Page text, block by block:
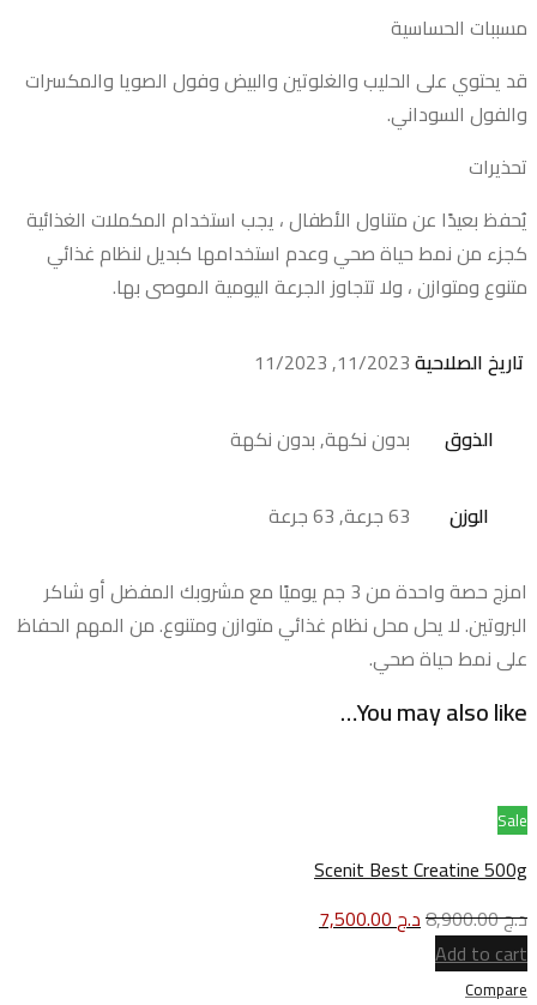
مسببات الحساسية
قد يحتوي على الحليب والغلوتين والبيض وفول الصويا والمكسرات
والفول السوداني.
تحذيرات
يُحفظ بعيدًا عن متناول الأطفال ، يجب استخدام المكملات الغذائية
كجزء من نمط حياة صحي وعدم استخدامها كبديل لنظام غذائي
متنوع ومتوازن ، ولا تتجاوز الجرعة اليومية الموصى بها.
تاريخ الصلاحية11/2023, 11/2023
الذوق بدون نكهة, بدون نكهة
الوزن 63 جرعة, 63 جرعة
امزج حصة واحدة من 3 جم يوميًا مع مشروبك المفضل أو شاكر
البروتين. لا يحل محل نظام غذائي متوازن ومتنوع. من المهم الحفاظ
على نمط حياة صحي.
You may also like…
Sale
Scenit Best Creatine 500g
د.ج8,900.00 د.ج7,500.00
Add to cart
Compare